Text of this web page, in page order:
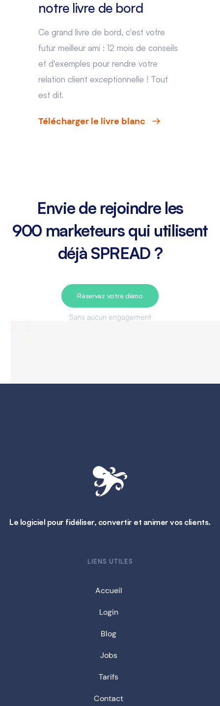
notre livre de bord
Ce grand livre de bord, c'est votre
futur meilleur ami : 12 mois de conseils
et d'exemples pour rendre votre
relation client exceptionnelle ! Tout
est dit.
Télécharger le livre blanc
Envie de rejoindre les
900 marketeurs qui utilisent
déjà SPREAD ?
Réservez votre démo
Sans aucun engagement
Le logiciel pour fidéliser, convertir et animer vos clients.
LIENS UTILES
Accueil
Login
Blog
Jobs
Tarifs
Contact